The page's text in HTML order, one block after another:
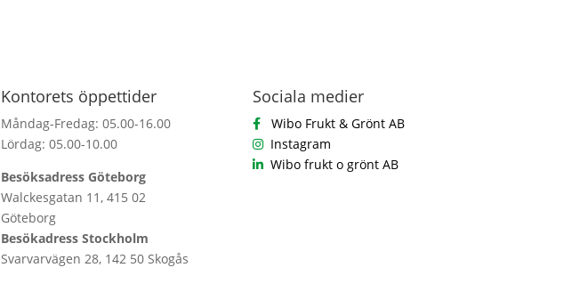
Kontorets öppettider
Måndag-Fredag: 05.00-16.00
Lördag: 05.00-10.00
Besöksadress Göteborg
Walckesgatan 11, 415 02
Göteborg
Besökadress Stockholm
Svarvarvägen 28, 142 50 Skogås
Sociala medier
Wibo Frukt & Grönt AB
Instagram
Wibo frukt o grönt AB